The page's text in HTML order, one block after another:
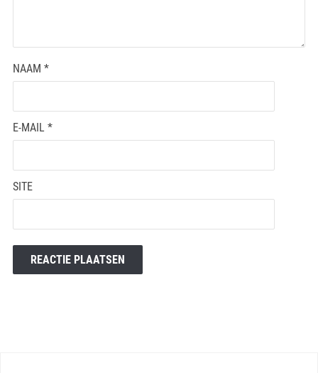
NAAM *
E-MAIL *
SITE